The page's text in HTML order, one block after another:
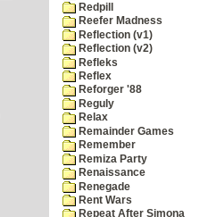
Redpill
Reefer Madness
Reflection (v1)
Reflection (v2)
Refleks
Reflex
Reforger '88
Reguly
Relax
Remainder Games
Remember
Remiza Party
Renaissance
Renegade
Rent Wars
Repeat After Simona